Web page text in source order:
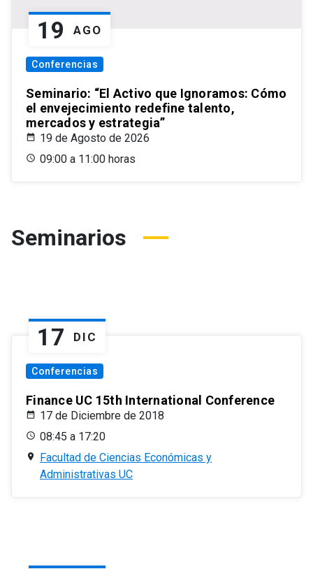
19 AGO
Conferencias
Seminario: “El Activo que Ignoramos: Cómo
el envejecimiento redefine talento,
mercados y estrategia”
19 de Agosto de 2026
09:00 a 11:00 horas
Seminarios
17 DIC
Conferencias
Finance UC 15th International Conference
17 de Diciembre de 2018
08:45 a 17:20
Facultad de Ciencias Económicas y
Administrativas UC